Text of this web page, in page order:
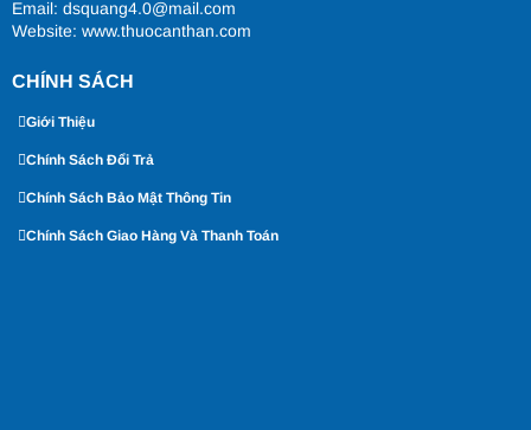
Email: dsquang4.0@mail.com
Website: www.thuocanthan.com
CHÍNH SÁCH
Giới Thiệu
Chính Sách Đổi Trả
Chính Sách Bảo Mật Thông Tin
Chính Sách Giao Hàng Và Thanh Toán